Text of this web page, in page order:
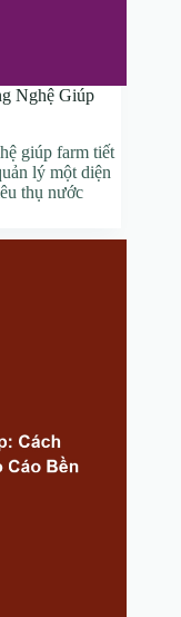
Nghệ Giúp
giúp farm tiết
lý một diện
thụ nước